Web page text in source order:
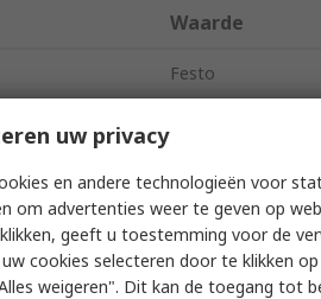
Waarde
Festo
R 1/8 in
R
6mm
uw privacy
en andere technologieën voor
om advertenties weer te geven op
geeft u toestemming voor de
cookies selecteren door te klikken
weigeren". Dit kan de toegang tot